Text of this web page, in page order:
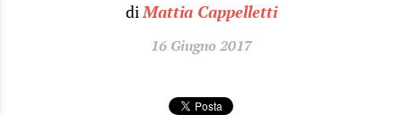
diMattia Cappelletti
16 Giugno 2017